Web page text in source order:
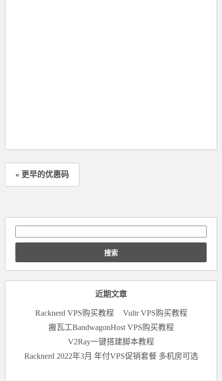
« 更早的优惠码
索：
近期文章
Racknerd VPS购买教程
Vultr VPS购买教程
搬瓦工BandwagonHost VPS购买教程
V2Ray一键搭建脚本教程
Racknerd 2022年3月 年付VPS促销套餐 多机房可选